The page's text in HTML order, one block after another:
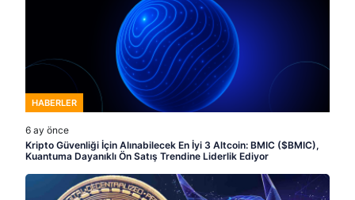
HABERLER
6 ay önce
Kripto Güvenliği İçin Alınabilecek En İyi 3 Altcoin: BMIC ($BMIC),
Kuantuma Dayanıklı Ön Satış Trendine Liderlik Ediyor